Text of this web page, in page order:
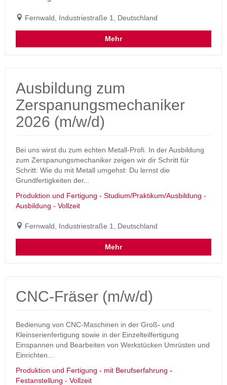
Fernwald, Industriestraße 1, Deutschland
Mehr
Ausbildung zum
Zerspanungsmechaniker
2026 (m/w/d)
Bei uns wirst du zum echten Metall-Profi. In der Ausbildung
zum Zerspanungsmechaniker zeigen wir dir Schritt für
Schritt: Wie du mit Metall umgehst: Du lernst die
Grundfertigkeiten der...
Produktion und Fertigung - Studium/Praktikum/Ausbildung -
Ausbildung - Vollzeit
Fernwald, Industriestraße 1, Deutschland
Mehr
CNC-Fräser (m/w/d)
Bedienung von CNC-Maschinen in der Groß- und
Kleinserienfertigung sowie in der Einzelteilfertigung
Einspannen und Bearbeiten von Werkstücken Umrüsten und
Einrichten...
Produktion und Fertigung - mit Berufserfahrung -
Festanstellung - Vollzeit